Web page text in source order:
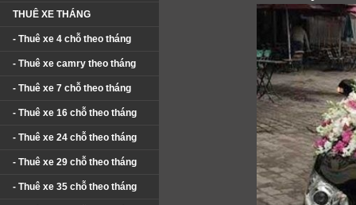
THUÊ XE THÁNG
- Thuê xe 4 chỗ theo tháng
- Thuê xe camry theo tháng
- Thuê xe 7 chỗ theo tháng
- Thuê xe 16 chỗ theo tháng
- Thuê xe 24 chỗ theo tháng
- Thuê xe 29 chỗ theo tháng
- Thuê xe 35 chỗ theo tháng